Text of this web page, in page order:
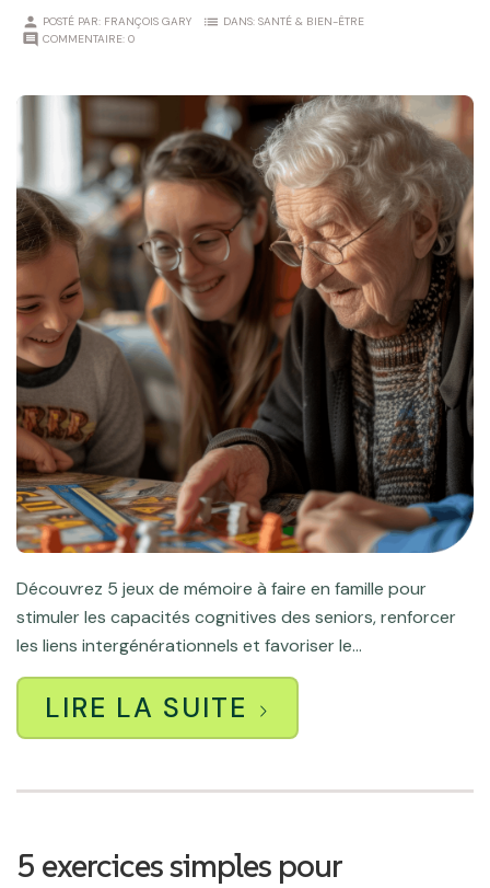
person POSTÉ PAR: FRANÇOIS GARY list DANS: SANTÉ & BIEN-ÊTRE
comment COMMENTAIRE: 0
Découvrez 5 jeux de mémoire à faire en famille pour
stimuler les capacités cognitives des seniors, renforcer
les liens intergénérationnels et favoriser le...
LIRE LA SUITE
5 exercices simples pour